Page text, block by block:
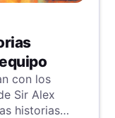
con los
Sir Alex
historias